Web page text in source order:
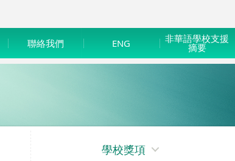
聯絡我們 ENG 非華語學校支援
摘要
學校獎項